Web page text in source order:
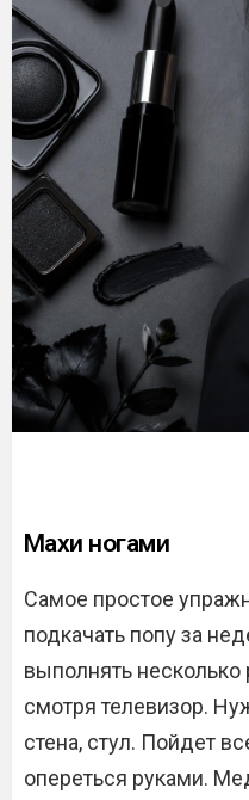
Махи ногами
Самое простое
подкачать попу за
выполнять несколько
смотря телевизор.
стена, стул. Пойдет
опереться руками.